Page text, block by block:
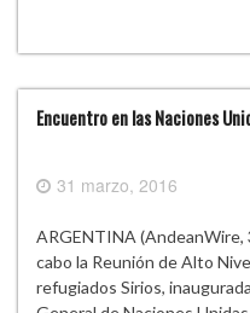
Encuentro en las Naciones
31 marzo, 2016
ARGENTINA (AndeanWire,
cabo la Reunión de Alto
refugiados Sirios,